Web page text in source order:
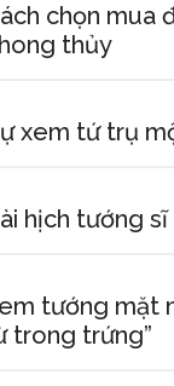
chọn mua
thủy
xem tứ trụ
hịch tướng sĩ
tướng mặt
trong trứng”